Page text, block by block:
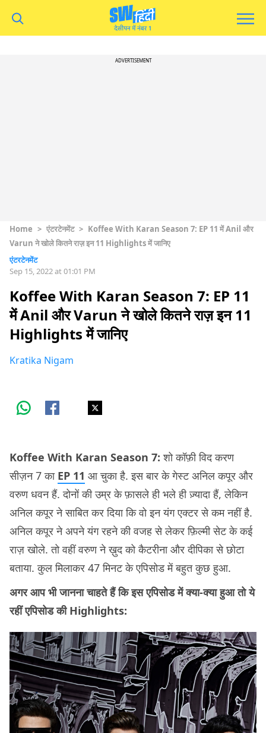
ADVERTISEMENT
Home > एंटरटेनमेंट > Koffee With Karan Season 7: EP 11 में Anil और
Varun ने खोले कितने राज़ इन 11 Highlights में जानिए
एंटरटेनमेंट
Sep 15, 2022 at 01:01 PM
Koffee With Karan Season 7: EP 11
में Anil और Varun ने खोले कितने राज़ इन 11
Highlights में जानिए
Kratika Nigam
Koffee With Karan Season 7: शो कॉफ़ी विद करण
सीज़न 7 का EP 11 आ चुका है. इस बार के गेस्ट अनिल कपूर और
वरुण धवन हैं. दोनों की उम्र के फ़ासले ही भले ही ज़्यादा हैं, लेकिन
अनिल कपूर ने साबित कर दिया कि वो इन यंग एक्टर से कम नहीं है.
अनिल कपूर ने अपने यंग रहने की वजह से लेकर फ़िल्मी सेट के कई
राज़ खोले. तो वहीं वरुण ने ख़ुद को कैटरीना और दीपिका से छोटा
बताया. कुल मिलाकर 47 मिनट के एपिसोड में बहुत कुछ हुआ.
अगर आप भी जानना चाहते हैं कि इस एपिसोड में क्या-क्या हुआ तो ये
रहीं एपिसोड की Highlights: